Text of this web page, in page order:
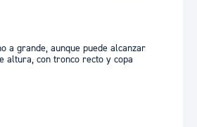
a grande, aunque puede alcanzar
altura, con tronco recto y copa